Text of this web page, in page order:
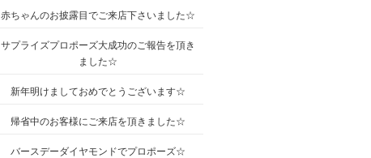
赤ちゃんのお披露目でご来店下さいました☆
サプライズプロポーズ大成功のご報告を頂き
ました☆
新年明けましておめでとうございます☆
帰省中のお客様にご来店を頂きました☆
バースデーダイヤモンドでプロポーズ☆